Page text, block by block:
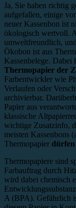
Ja, Sie haben richtig
aufgefallen, einige
neuer Kassenbon ist
ökologisch wertvoll.
umweltfreundlich,
Ökobon ist aus
Kassenbelege. Dabei
Thermopapier der
Farbentwickler wie
Verlaufen oder
archivierbar.
Papier aus
klassische
wichtige Zusatzinfo,
meisten Kassenbons
Thermopapier
Thermopapiere sind
Farbauftrag durch
wird dabei chemisch
A (BPA). Gefährlich